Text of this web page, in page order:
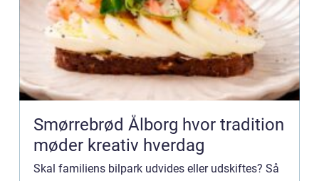
Smørrebrød Ålborg hvor tradition
møder kreativ hverdag
Skal familiens bilpark udvides eller udskiftes? Så